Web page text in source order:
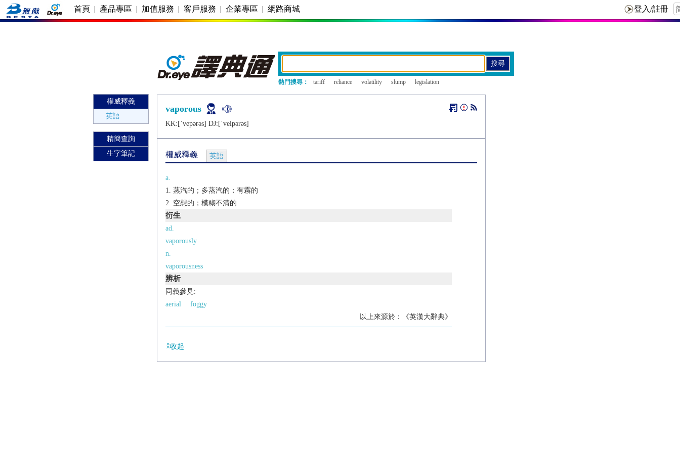
首頁 | 產品專區 | 加值服務 | 客戶服務 | 企業專區 | 網路商城
熱門搜尋： tariff reliance volatility slump legislation
權威釋義
英語
精簡查詢
生字筆記
vaporous
KK:[ˈvеpǝrǝs] DJ:[ˈvеipǝrǝs]
權威釋義 英語
a.
蒸汽的；多蒸汽的；有霧的
空想的；模糊不清的
衍生
ad.
vaporously
n.
vaporousness
辨析
同義參見:
aerial
foggy
以上來源於：《英漢大辭典》
收起